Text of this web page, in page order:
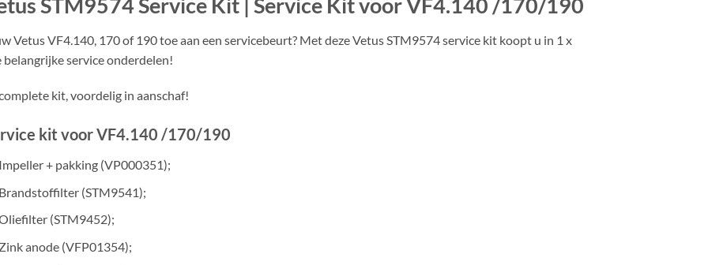
Vetus VF4.140, 170 of 190 toe aan een servicebeurt? Met deze Vetus STM9574 service kit koopt u in 1 x
belangrijke service onderdelen!
kit, voordelig in aanschaf!
kit voor VF4.140 /170/190
Impeller + pakking (VP000351);
Brandstoffilter (STM9541);
(STM9452);
Zink anode (VFP01354);